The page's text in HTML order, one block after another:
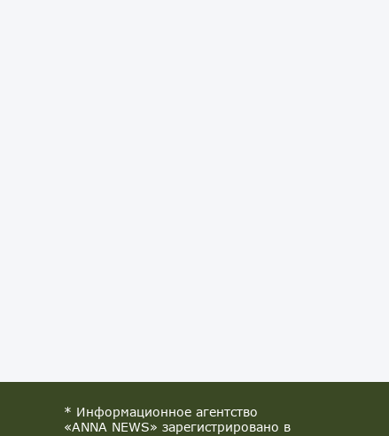
* Информационное агентство
«ANNA NEWS» зарегистрировано в